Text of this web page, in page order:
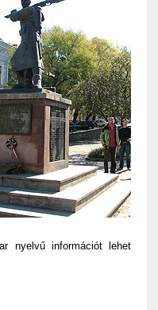
nyelvű információt lehet